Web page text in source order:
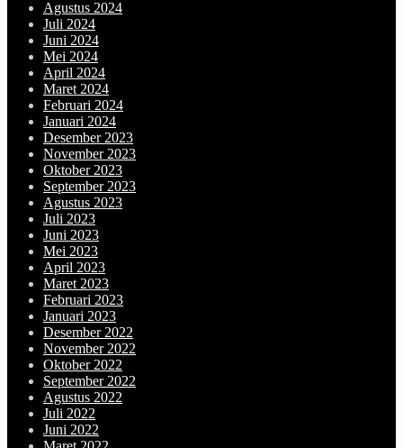
Agustus 2024
Juli 2024
Juni 2024
Mei 2024
April 2024
Maret 2024
Februari 2024
Januari 2024
Desember 2023
November 2023
Oktober 2023
September 2023
Agustus 2023
Juli 2023
Juni 2023
Mei 2023
April 2023
Maret 2023
Februari 2023
Januari 2023
Desember 2022
November 2022
Oktober 2022
September 2022
Agustus 2022
Juli 2022
Juni 2022